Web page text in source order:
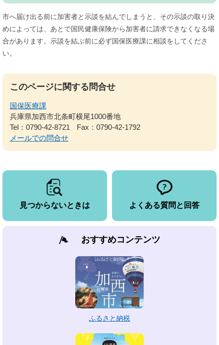
市へ届け出る前に加害者と示談を結んでしまうと、その示談の取り決
めによっては、あとで国民健康保険から加害者に請求できなくなる場
合があります。示談を結ぶ前に必ず国保医療課に相談をしてくださ
い。
このページに関する問合せ
国保医療課
兵庫県加西市北条町横尾1000番地
Tel：0790-42-8721
Fax：0790-42-1792
メールでの問合せ
見つからないときは よくある質問と回答
おすすめコンテンツ
ふるさと納税